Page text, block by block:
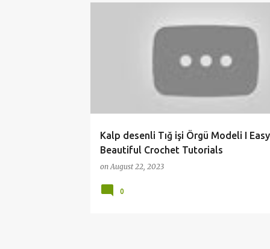
Kalp desenli Tığ işi Örgü Modeli I Easy
Beautiful Crochet Tutorials
onAugust 22, 2023
DANTEL ŞABLONU HANDMADE
0